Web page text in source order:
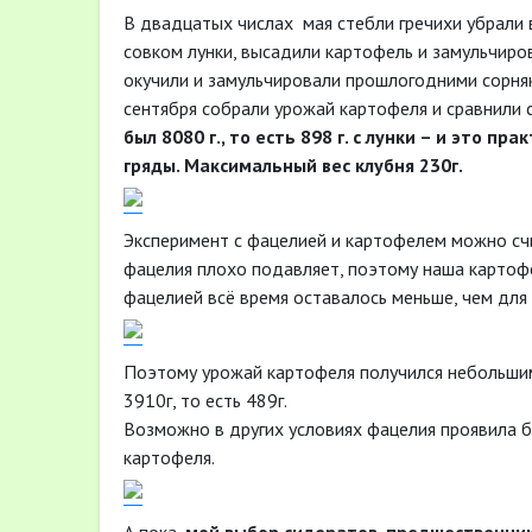
В двадцатых числах мая стебли гречихи
совком лунки, высадили картофель и
окучили и замульчировали прошлогодними
сентября собрали урожай картофеля и сравнили
был 8080 г., то есть 898 г. с лунки – и это
гряды. Максимальный вес клубня 230г.
Эксперимент с фацелией и картофелем можно
фацелия плохо подавляет, поэтому наша
фацелией всё время оставалось меньше, чем для
Поэтому урожай картофеля получился
3910г, то есть 489г.
Возможно в других условиях фацелия
картофеля.